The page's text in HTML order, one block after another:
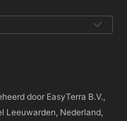
door EasyTerra B.V.,
Leeuwarden, Nederland,